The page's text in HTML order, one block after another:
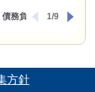
方針
）